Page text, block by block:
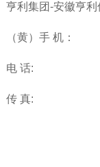
亨利集团-安徽亨利
（黄）手 机：
电 话:
传 真: